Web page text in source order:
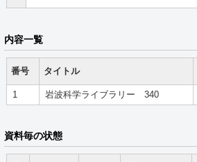
内容一覧
番号 タイトル
1 岩波科学ライブラリー 340
資料毎の状態